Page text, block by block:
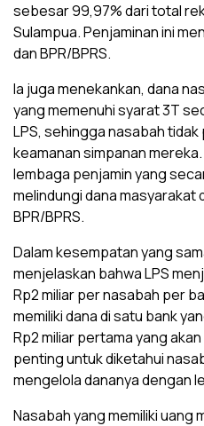
sebesar 99,97% dari total
Sulampua. Penjaminan ini
dan BPR/BPRS.
Ia juga menekankan, dana
yang memenuhi syarat 3T
LPS, sehingga nasabah
keamanan simpanan
lembaga penjamin yang
melindungi dana masyarakat
BPR/BPRS.
Dalam kesempatan yang
menjelaskan bahwa LPS
Rp2 miliar per nasabah per
memiliki dana di satu bank
Rp2 miliar pertama yang akan
penting untuk diketahui
mengelola dananya dengan
Nasabah yang memiliki uang